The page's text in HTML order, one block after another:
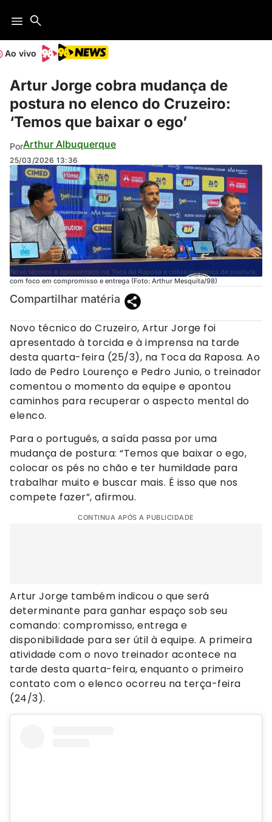
Ao vivo
Artur Jorge cobra mudança de
postura no elenco do Cruzeiro:
‘Temos que baixar o ego’
PorArthur Albuquerque
25/03/2026 13:36
Novo técnico é apresentado na Toca da Raposa e cobra mudança de postura,
com foco em compromisso e entrega (Foto: Arthur Mesquita/98)
Compartilhar matéria
Novo técnico do Cruzeiro, Artur Jorge foi
apresentado à torcida e à imprensa na tarde
desta quarta-feira (25/3), na Toca da Raposa. Ao
lado de Pedro Lourenço e Pedro Junio, o treinador
comentou o momento da equipe e apontou
caminhos para recuperar o aspecto mental do
elenco.
Para o português, a saída passa por uma
mudança de postura: “Temos que baixar o ego,
colocar os pés no chão e ter humildade para
trabalhar muito e buscar mais. É isso que nos
compete fazer”, afirmou.
CONTINUA APÓS A PUBLICIDADE
Artur Jorge também indicou o que será
determinante para ganhar espaço sob seu
comando: compromisso, entrega e
disponibilidade para ser útil à equipe. A primeira
atividade com o novo treinador acontece na
tarde desta quarta-feira, enquanto o primeiro
contato com o elenco ocorreu na terça-feira
(24/3).